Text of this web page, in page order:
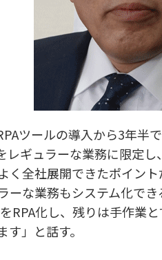
ツールの導入から3年半
レギュラーな業務に限定
く全社展開できたポイン
ーな業務もシステム化で
RPA化し、残りは手作業
」と話す。